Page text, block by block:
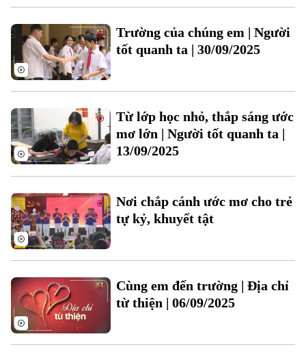
Chính trị
Xã hội
An ninh trật tự
Người Hà Nội
Khoảnh khắc Hà Nội
Ẩm thực
Thế giới
Tin tức
Quân sự
Hồ sơ
Người Việt 4 phương
Kinh tế
Cafe sáng
Tài chính Ngân hàng
Doanh nghiệp
Tin tức
Đầu tư
Căn hộ
Đất đai
Kinh nghiệm
Tàu và Xe
Ô tô
Tàu
Xe máy
Đánh giá
Giáo dục
Tin tức
Tuyển sinh
Hướng nghiệp
Văn hóa
Tin tức
Làng nghề
Di tích
Y tế
Dinh dưỡng
Thể thao
Bóng đá
Giải trí
Trường của chúng em | Người
tốt quanh ta | 30/09/2025
Từ lớp học nhỏ, thắp sáng ước
mơ lớn | Người tốt quanh ta |
13/09/2025
Nơi chắp cánh ước mơ cho trẻ
tự kỷ, khuyết tật
Cùng em đến trường | Địa chỉ
từ thiện | 06/09/2025